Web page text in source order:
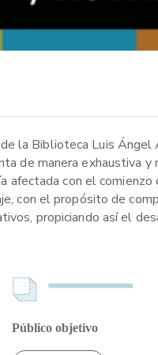
la Biblioteca Luis Ángel
de manera exhaustiva y
afectada con el comienzo
con el propósito de
propiciando así el
Público objetivo